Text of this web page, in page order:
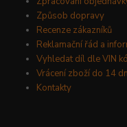
Způsob dopravy
Recenze zákazníků
Reklamační řád a
Vyhledat díl dle VIN
Vrácení zboží do 14
Kontakty